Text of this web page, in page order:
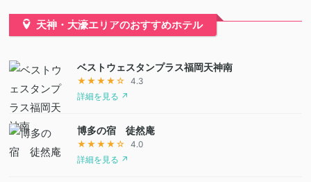
天神・大濠エリアのおすすめホテル
ベストウェスタンプラス福岡天神南
★★★★☆
4.3
詳細を見る ↗
博多の宿 徒然庵
★★★★☆
4.0
詳細を見る ↗